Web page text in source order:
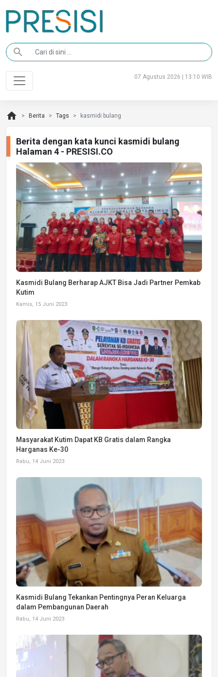
search
07 Agustus 2026 | 13:10 WIB
home Berita Tags kasmidi bulang
Berita dengan kata kunci kasmidi bulang
Halaman 4 - PRESISI.CO
Kasmidi Bulang Berharap AJKT Bisa Jadi Partner Pemkab
Kutim
Kamis, 15 Juni 2023
Masyarakat Kutim Dapat KB Gratis dalam Rangka
Harganas Ke-30
Rabu, 14 Juni 2023
Kasmidi Bulang Tekankan Pentingnya Peran Keluarga
dalam Pembangunan Daerah
Rabu, 14 Juni 2023